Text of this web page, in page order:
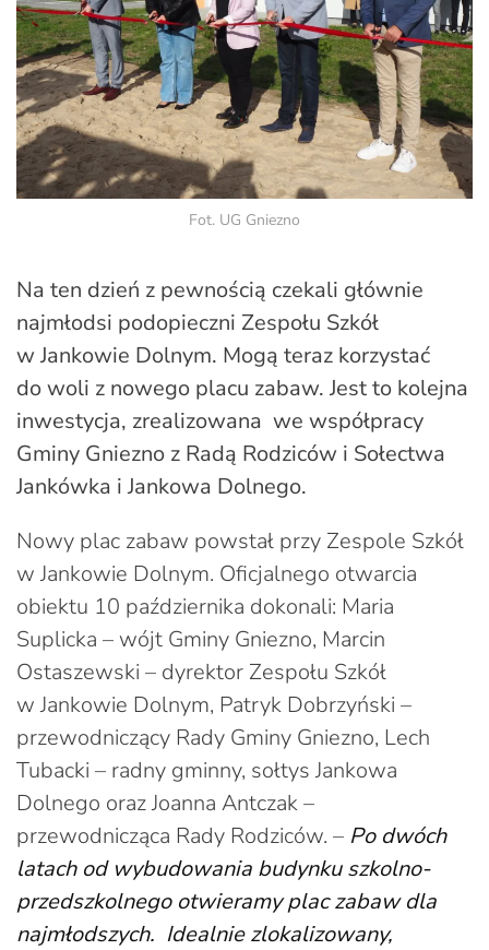
Fot. UG Gniezno
Na ten dzień z pewnością czekali głównie
najmłodsi podopieczni Zespołu Szkół
w Jankowie Dolnym. Mogą teraz korzystać
do woli z nowego placu zabaw. Jest to kolejna
inwestycja, zrealizowana we współpracy
Gminy Gniezno z Radą Rodziców i Sołectwa
Jankówka i Jankowa Dolnego.
Nowy plac zabaw powstał przy Zespole Szkół
w Jankowie Dolnym. Oficjalnego otwarcia
obiektu 10 października dokonali: Maria
Suplicka – wójt Gminy Gniezno, Marcin
Ostaszewski – dyrektor Zespołu Szkół
w Jankowie Dolnym, Patryk Dobrzyński –
przewodniczący Rady Gminy Gniezno, Lech
Tubacki – radny gminny, sołtys Jankowa
Dolnego oraz Joanna Antczak –
przewodnicząca Rady Rodziców. – Po dwóch
latach od wybudowania budynku szkolno-
przedszkolnego otwieramy plac zabaw dla
najmłodszych. Idealnie zlokalizowany,